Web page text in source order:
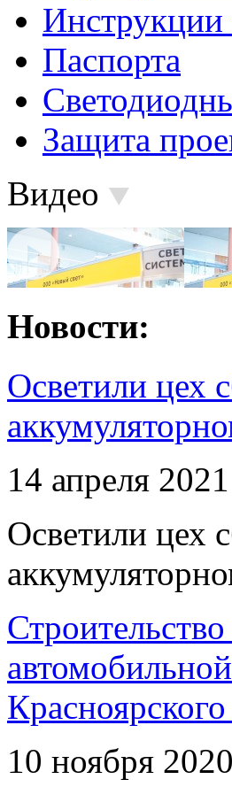
Инструкции
Паспорта
Защита
Видео
Новости:
Осветили цех
14 апреля 2021
Осветили цех
10 ноября 2020